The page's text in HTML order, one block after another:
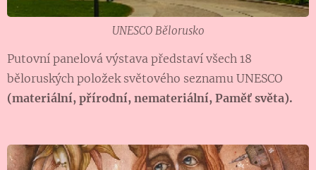
UNESCO Bělorusko
Putovní panelová výstava představí všech 18
běloruských položek světového seznamu UNESCO
(materiální, přírodní, nemateriální, Paměť světa).